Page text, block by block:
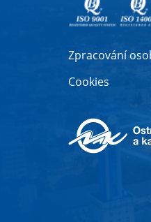
Zpracování
Cookies